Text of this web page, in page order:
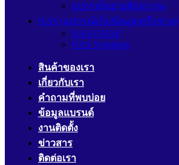
อุปกรณ์ขยายสัญญาณ
NAS (อุปกรณ์เก็บข้อมูลเครือข่าย)
NAS QNAP
NAS Synology
สินค้าของเรา
เกี่ยวกับเรา
คำถามที่พบบ่อย
ข้อมูลแบรนด์
งานติดตั้ง
ข่าวสาร
ติดต่อเรา